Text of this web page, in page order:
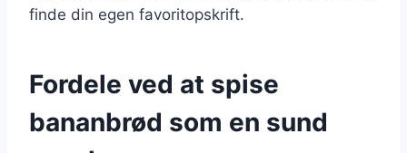
finde din egen favoritopskrift.
Fordele ved at spise
bananbrød som en sund